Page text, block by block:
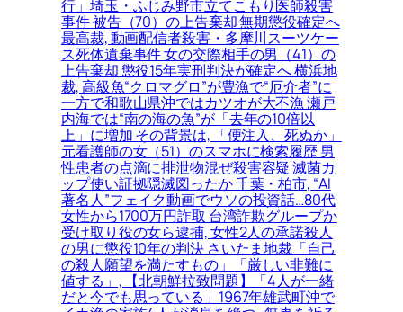
行」埼玉・ふじみ野市立てこもり医師殺害
事件 被告（70）の上告棄却 無期懲役確定へ
最高裁, 動画配信者殺害・多摩川スーツケー
ス死体遺棄事件 女の交際相手の男（41）の
上告棄却 懲役15年実刑判決が確定へ 横浜地
裁, 高級魚“クロマグロ”が豊漁で“厄介者”に
一方で和歌山県沖ではカツオが大不漁 瀬戸
内海では“南の海の魚”が「去年の10倍以
上」に増加 その背景は, 「便注入、死ぬか」
元看護師の女（51）のスマホに検索履歴 男
性患者の点滴に排泄物混ぜ殺害容疑 滅菌カ
ップ使い証拠隠滅図ったか 千葉・柏市, “AI
著名人”フェイク動画でウソの投資話…80代
女性から1700万円詐取 台湾詐欺グループか
受け取り役の女ら逮捕, 女性2人の承諾殺人
の男に懲役10年の判決 さいたま地裁「自己
の殺人願望を満たすもの」「厳しい非難に
値する」, 【北朝鮮拉致問題】「4人が一緒
だと今でも思っている」1967年雄武町沖で